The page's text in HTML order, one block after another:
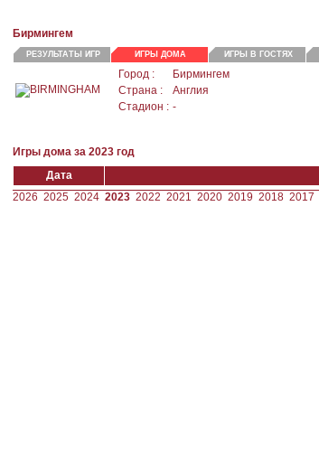
Бирмингем
РЕЗУЛЬТАТЫ ИГР ИГРЫ ДОМА ИГРЫ В ГОСТЯХ
Город :
Бирмингем
Страна :
Англия
Стадион : -
Игры дома за 2023 год
Дата
2026 2025 2024 2023 2022 2021 2020 2019 2018 2017